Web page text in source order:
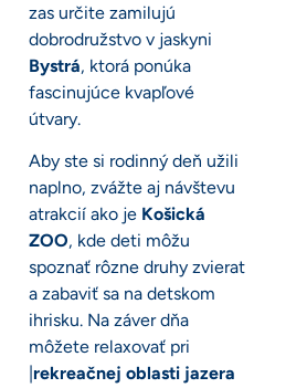
zas určite zamilujú
dobrodružstvo v jaskyni
Bystrá, ktorá ponúka
fascinujúce kvapľové
útvary.
Aby ste si rodinný deň užili
naplno, zvážte aj návštevu
atrakcií ako je Košická
ZOO, kde deti môžu
spoznať rôzne druhy zvierat
a zabaviť sa na detskom
ihrisku. Na záver dňa
môžete relaxovať pri
rekreačnej oblasti jazera